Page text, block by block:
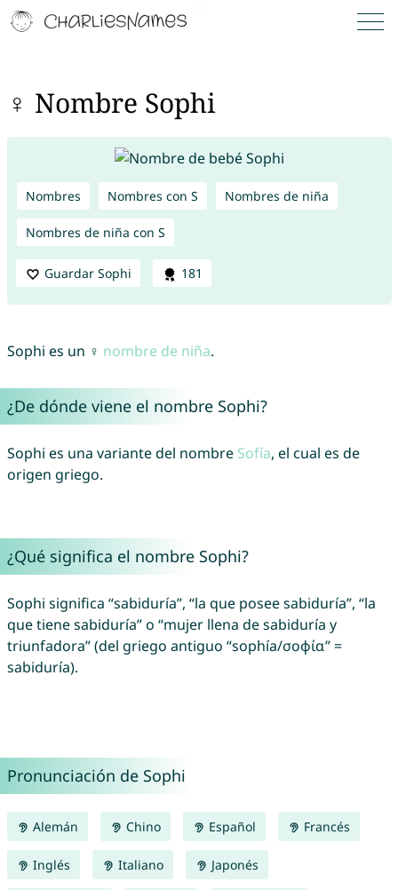
♀ Nombre Sophi
Nombres Nombres con S Nombres de niña
Nombres de niña con S
Guardar Sophi 181
Sophi es un ♀ nombre de niña.
¿De dónde viene el nombre Sophi?
Sophi es una variante del nombre Sofía, el cual es de
origen griego.
¿Qué significa el nombre Sophi?
Sophi significa “sabiduría”, “la que posee sabiduría”, “la
que tiene sabiduría” o “mujer llena de sabiduría y
triunfadora” (del griego antiguo “sophía/σοφία” =
sabiduría).
Pronunciación de Sophi
Alemán Chino Español Francés
Inglés Italiano Japonés